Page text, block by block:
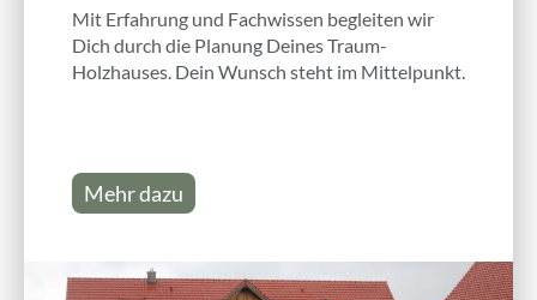
Mit Erfahrung und Fachwissen begleiten wir
Dich durch die Planung Deines Traum-
Holzhauses. Dein Wunsch steht im Mittelpunkt.
Mehr dazu